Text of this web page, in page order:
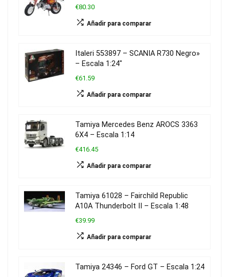
€80.30
Añadir para comparar
Italeri 553897 – SCANIA R730 Negro»
– Escala 1:24″
€61.59
Añadir para comparar
Tamiya Mercedes Benz AROCS 3363
6X4 – Escala 1:14
€416.45
Añadir para comparar
Tamiya 61028 – Fairchild Republic
A10A Thunderbolt II – Escala 1:48
€39.99
Añadir para comparar
Tamiya 24346 – Ford GT – Escala 1:24